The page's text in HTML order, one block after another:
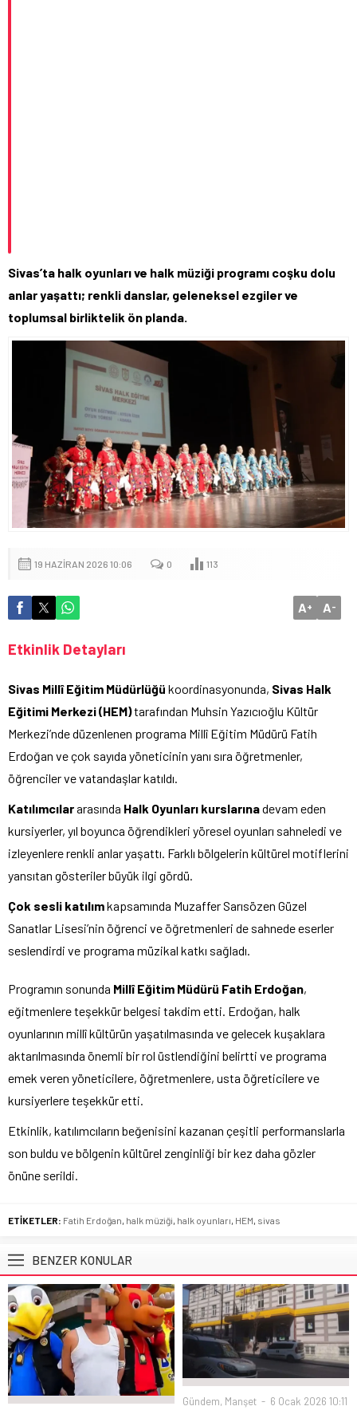
Sivas’ta halk oyunları ve halk müziği programı coşku dolu
anlar yaşattı; renkli danslar, geleneksel ezgiler ve
toplumsal birliktelik ön planda.
19 HAZIRAN 2026 10:06 0 113
A+ A-
Etkinlik Detayları
Sivas Millî Eğitim Müdürlüğü koordinasyonunda, Sivas Halk
Eğitimi Merkezi (HEM)tarafından Muhsin Yazıcıoğlu Kültür
Merkezi’nde düzenlenen programa Millî Eğitim Müdürü Fatih
Erdoğan ve çok sayıda yöneticinin yanı sıra öğretmenler,
öğrenciler ve vatandaşlar katıldı.
Katılımcılararasında Halk Oyunları kurslarınadevam eden
kursiyerler, yıl boyunca öğrendikleri yöresel oyunları sahneledi ve
izleyenlere renkli anlar yaşattı. Farklı bölgelerin kültürel motiflerini
yansıtan gösteriler büyük ilgi gördü.
Çok sesli katılımkapsamında Muzaffer Sarısözen Güzel
Sanatlar Lisesi’nin öğrenci ve öğretmenleri de sahnede eserler
seslendirdi ve programa müzikal katkı sağladı.
Programın sonunda Millî Eğitim Müdürü Fatih Erdoğan,
eğitmenlere teşekkür belgesi takdim etti. Erdoğan, halk
oyunlarının millî kültürün yaşatılmasında ve gelecek kuşaklara
aktarılmasında önemli bir rol üstlendiğini belirtti ve programa
emek veren yöneticilere, öğretmenlere, usta öğreticilere ve
kursiyerlere teşekkür etti.
Etkinlik, katılımcıların beğenisini kazanan çeşitli performanslarla
son buldu ve bölgenin kültürel zenginliği bir kez daha gözler
önüne serildi.
ETİKETLER: Fatih Erdoğan, halk müziği, halk oyunları, HEM, sivas
BENZER KONULAR
Gündem, Manşet 6 Ocak 2026 10:11